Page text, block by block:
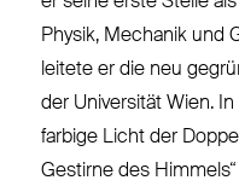
Physik, Mechanik und
leitete er die neu
der Universität Wien.
farbige Licht der
Gestirne des